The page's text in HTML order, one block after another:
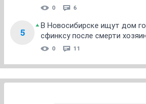
0 6
5
В Новосибирске ищут дом
сфинксу после смерти
0 11